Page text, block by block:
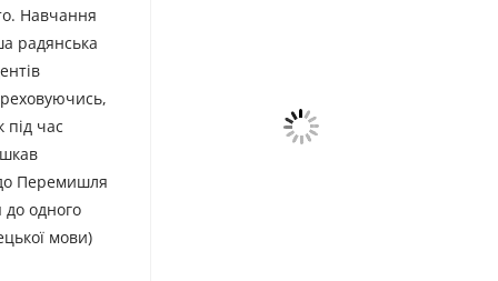
Навчання
радянська
під час
Перемишля
до одного
мови)
Декрет про відзначення
Великодня і всіх рухомих